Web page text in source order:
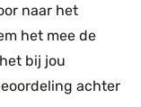
naar het
het mee de
bij jou
achter